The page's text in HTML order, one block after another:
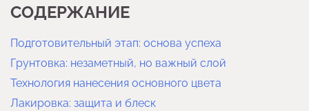
СОДЕРЖАНИЕ
Подготовительный этап: основа успеха
Грунтовка: незаметный, но важный слой
Технология нанесения основного цвета
Лакировка: защита и блеск